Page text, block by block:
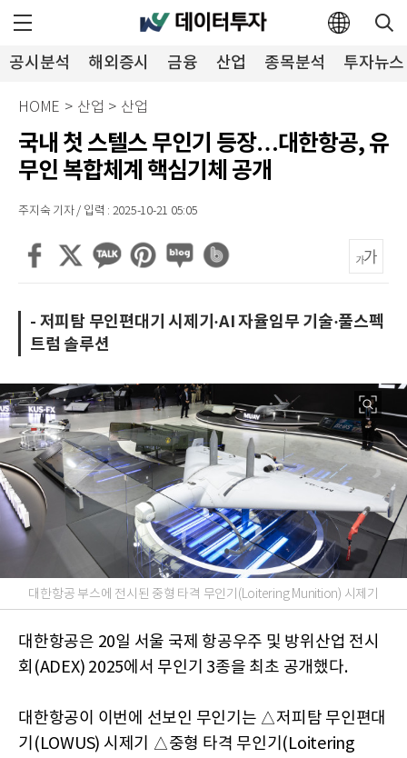
공시분석 해외증시 금융 산업 종목분석 투자뉴스
HOME > 산업 > 산업
국내 첫 스텔스 무인기 등장…대한항공, 유
무인 복합체계 핵심기체 공개
주지숙 기자 / 입력 : 2025-10-21 05:05
- 저피탐 무인편대기 시제기·AI 자율임무 기술·풀스펙
트럼 솔루션
대한항공 부스에 전시된 중형 타격 무인기(Loitering Munition) 시제기
대한항공은 20일 서울 국제 항공우주 및 방위산업 전시
회(ADEX) 2025에서 무인기 3종을 최초 공개했다.
대한항공이 이번에 선보인 무인기는 △저피탐 무인편대
기(LOWUS) 시제기 △중형 타격 무인기(Loitering